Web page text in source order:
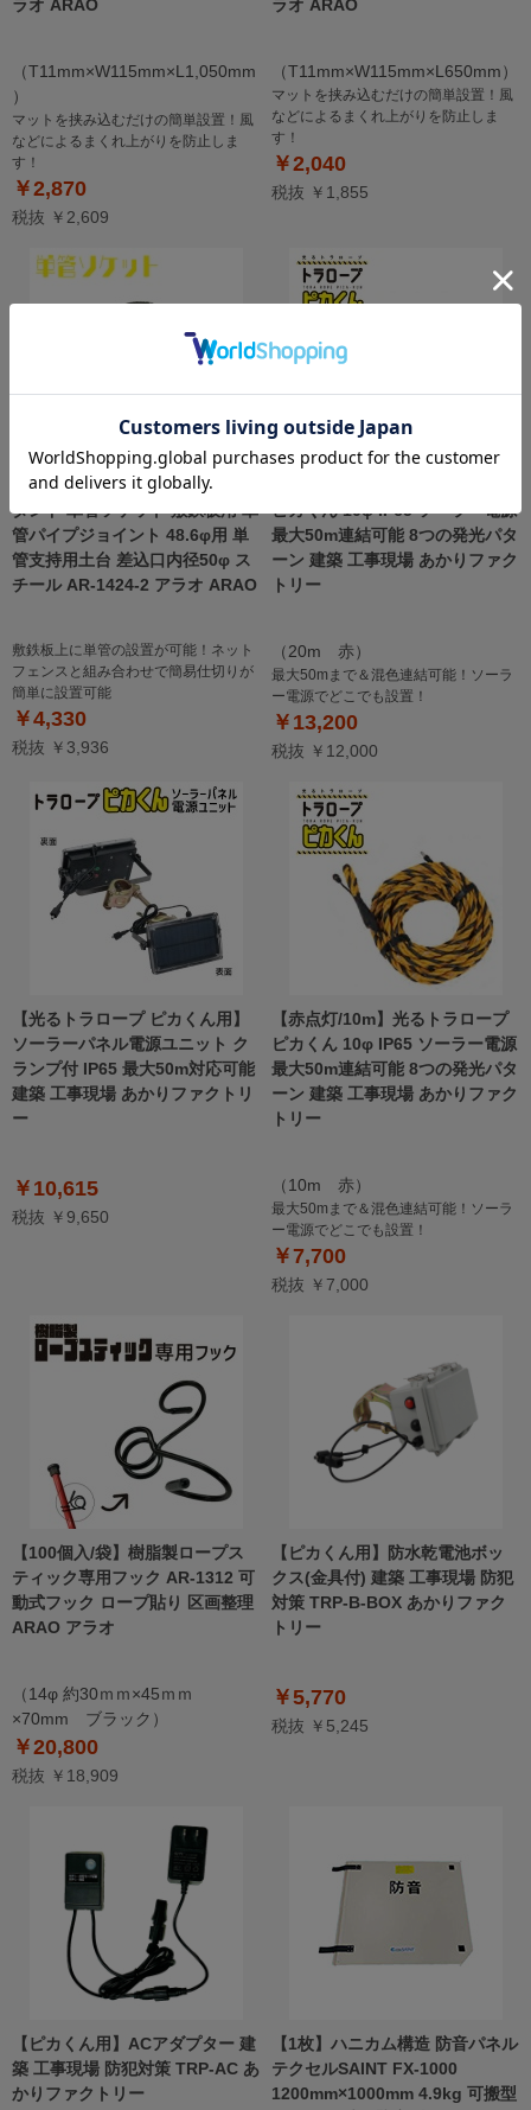
ラオ ARAO
（T11mm×W115mm×L1,050mm
）
マットを挟み込むだけの簡単設置！風
などによるまくれ上がりを防止しま
す！
￥2,870
税抜 ￥2,609
ラオ ARAO
（T11mm×W115mm×L650mm）
マットを挟み込むだけの簡単設置！風
などによるまくれ上がりを防止しま
す！
￥2,040
税抜 ￥1,855
強力マグネット付 単管パイプス
タンド 単管ソケット 敷鉄板用 単
管パイプジョイント 48.6φ用 単
管支持用土台 差込口内径50φ ス
チール AR-1424-2 アラオ ARAO
敷鉄板上に単管の設置が可能！ネット
フェンスと組み合わせで簡易仕切りが
簡単に設置可能
￥4,330
税抜 ￥3,936
ピカくん 10φ IP65 ソーラー電源
最大50m連結可能 8つの発光パタ
ーン 建築 工事現場 あかりファク
トリー
（20m 赤）
最大50mまで＆混色連結可能！ソーラ
ー電源でどこでも設置！
￥13,200
税抜 ￥12,000
【光るトラロープ ピカくん用】
ソーラーパネル電源ユニット ク
ランプ付 IP65 最大50m対応可能
建築 工事現場 あかりファクトリ
ー
￥10,615
税抜 ￥9,650
【赤点灯/10m】光るトラロープ
ピカくん 10φ IP65 ソーラー電源
最大50m連結可能 8つの発光パタ
ーン 建築 工事現場 あかりファク
トリー
（10m 赤）
最大50mまで＆混色連結可能！ソーラ
ー電源でどこでも設置！
￥7,700
税抜 ￥7,000
【100個入/袋】樹脂製ロープス
ティック専用フック AR-1312 可
動式フック ロープ貼り 区画整理
ARAO アラオ
（14φ 約30ｍｍ×45ｍｍ
×70mm ブラック）
￥20,800
税抜 ￥18,909
【ピカくん用】防水乾電池ボッ
クス(金具付) 建築 工事現場 防犯
対策 TRP-B-BOX あかりファク
トリー
￥5,770
税抜 ￥5,245
【ピカくん用】ACアダプター 建
築 工事現場 防犯対策 TRP-AC あ
かりファクトリー
【1枚】ハニカム構造 防音パネル
テクセルSAINT FX-1000
1200mm×1000mm 4.9kg 可搬型